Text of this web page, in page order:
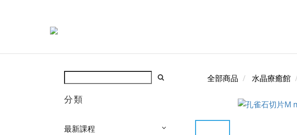
分類
最新課程
全部商品 水晶療癒館